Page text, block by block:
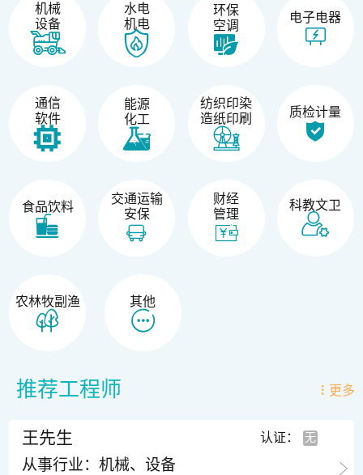
机械
设备
水电
机电
环保
空调
电子电器
通信
软件
能源
化工
纺织印染
造纸印刷
质检计量
食品饮料
交通运输
安保
财经
管理
科教文卫
农林牧副渔 其他
推荐工程师 更多
王先生 认证：
从事行业：机械、设备